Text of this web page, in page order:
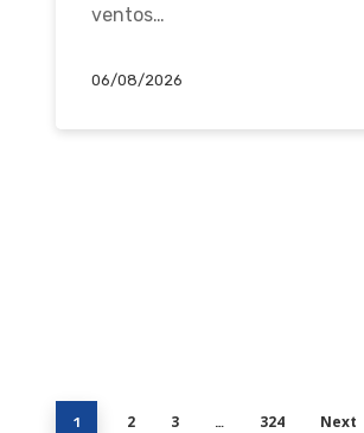
ventos…
06/08/2026
1 2 3 … 324 Next